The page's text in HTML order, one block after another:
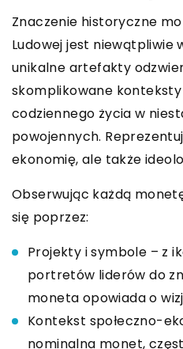
Znaczenie historyczne
Ludowej jest niewątpliwie
unikalne artefakty
skomplikowane
codziennego życia w
powojennych.
ekonomię, ale także
Obserwując każdą
się poprzez:
Projekty i symbole – z
portretów liderów do
moneta opowiada o
Kontekst społeczno-
nominalna monet,